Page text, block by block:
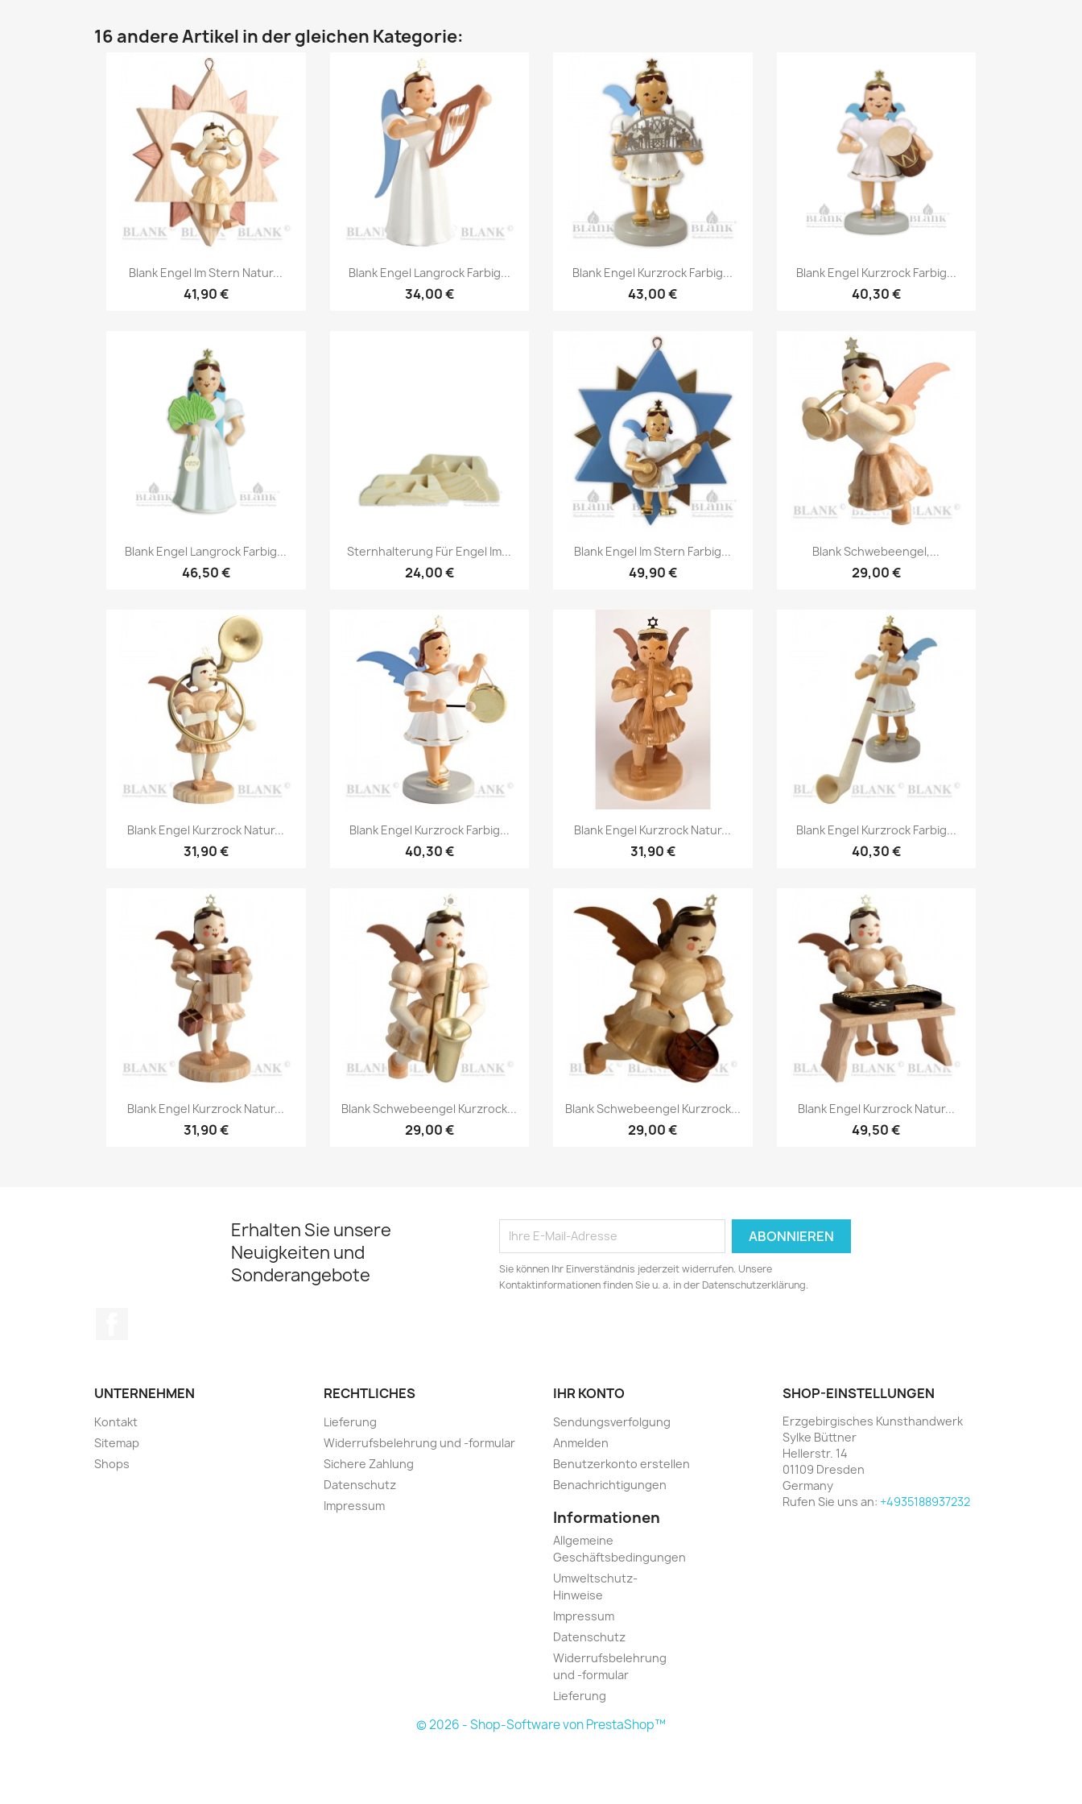
16 andere Artikel in der gleichen Kategorie:
Vorschau
Blank Engel Im Stern Natur...
41,90 €
Vorschau
Blank Engel Langrock Farbig...
34,00 €
Vorschau
Blank Engel Kurzrock Farbig...
43,00 €
Vorschau
Blank Engel Kurzrock Farbig...
40,30 €
Vorschau
Blank Engel Langrock Farbig...
46,50 €
Vorschau
Sternhalterung Für Engel Im...
24,00 €
Vorschau
Blank Engel Im Stern Farbig...
49,90 €
Vorschau
Blank Schwebeengel,...
29,00 €
Vorschau
Blank Engel Kurzrock Natur...
31,90 €
Vorschau
Blank Engel Kurzrock Farbig...
40,30 €
Vorschau
Blank Engel Kurzrock Natur...
31,90 €
Vorschau
Blank Engel Kurzrock Farbig...
40,30 €
Vorschau
Blank Engel Kurzrock Natur...
31,90 €
Vorschau
Blank Schwebeengel Kurzrock...
29,00 €
Vorschau
Blank Schwebeengel Kurzrock...
29,00 €
Vorschau
Blank Engel Kurzrock Natur...
49,50 €
Erhalten Sie unsere
Neuigkeiten und
Sonderangebote
Sie können Ihr Einverständnis jederzeit widerrufen. Unsere
Kontaktinformationen finden Sie u. a. in der Datenschutzerklärung.
UNTERNEHMEN
Kontakt
Sitemap
Shops
RECHTLICHES
Lieferung
Widerrufsbelehrung und -formular
Sichere Zahlung
Datenschutz
Impressum
IHR KONTO
Sendungsverfolgung
Anmelden
Benutzerkonto erstellen
Benachrichtigungen
SHOP-EINSTELLUNGEN
Erzgebirgisches Kunsthandwerk
Sylke Büttner
Hellerstr. 14
01109 Dresden
Germany
Rufen Sie uns an: +4935188937232
Informationen
Allgemeine
Geschäftsbedingungen
Umweltschutz-
Hinweise
Impressum
Datenschutz
Widerrufsbelehrung
und -formular
Lieferung
© 2026 - Shop-Software von PrestaShop™